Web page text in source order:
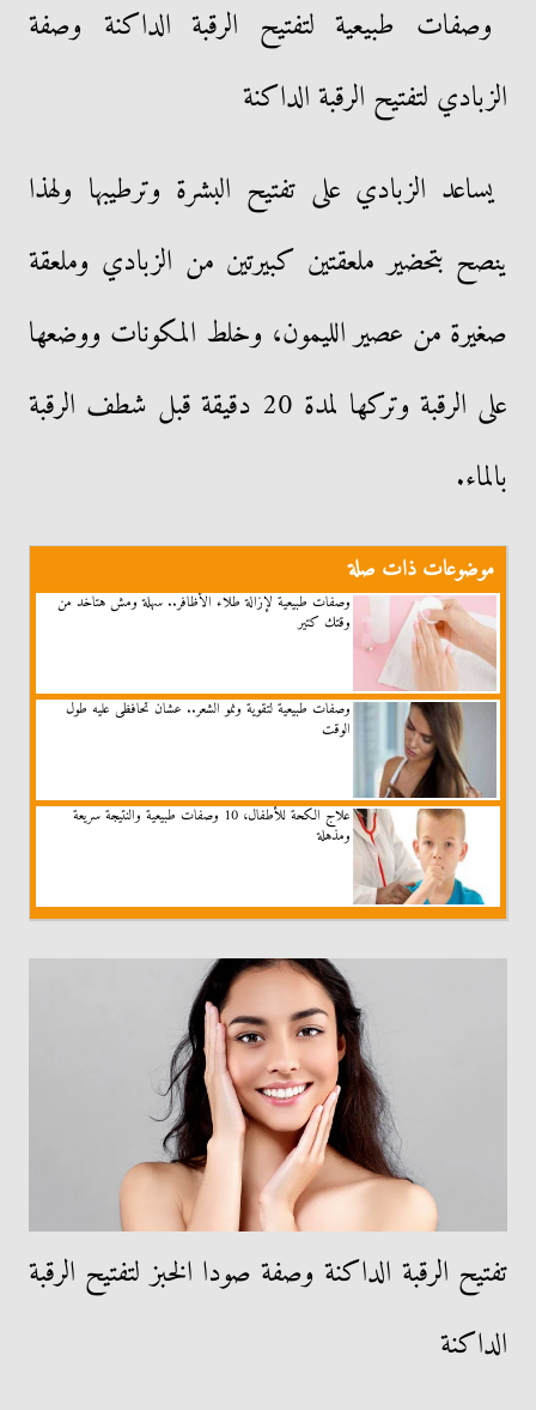
وصفات طبيعية لتفتيح الرقبة الداكنة وصفة
الزبادي لتفتيح الرقبة الداكنة
يساعد الزبادي على تفتيح البشرة وترطيبها ولهذا
ينصح بتحضير ملعقتين كبيرتين من الزبادي وملعقة
صغيرة من عصير الليمون، وخلط المكونات ووضعها
على الرقبة وتركها لمدة 20 دقيقة قبل شطف الرقبة
بالماء.
موضوعات ذات صلة
وصفات طبيعية لإزالة طلاء الأظافر.. سهلة ومش هتاخد من
وقتك كتير
وصفات طبيعية لتقوية ونمو الشعر.. عشان تحافظى عليه طول
الوقت
علاج الكحة للأطفال، 10 وصفات طبيعية والنتيجة سريعة
ومذهلة
تفتيح الرقبة الداكنة وصفة صودا الخبز لتفتيح الرقبة
الداكنة